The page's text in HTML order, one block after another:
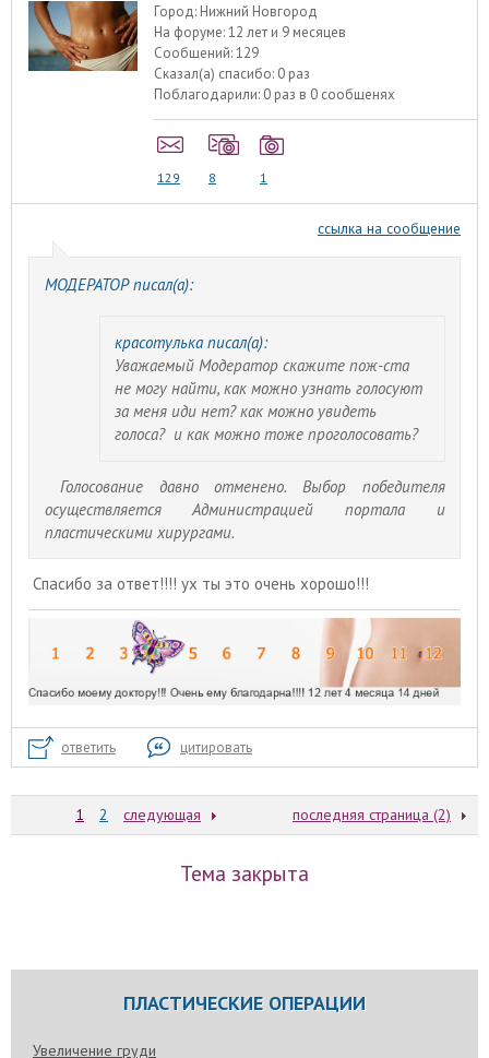
Город: Нижний Новгород
На форуме:12 лет и 9 месяцев
Сообщений:129
Сказал(а) спасибо: 0 раз
Поблагодарили: 0 раз в 0 сообщенях
129 8 1
ссылка на сообщение
МОДЕРАТОР писал(а):
красотулька писал(а):
Уважаемый Модератор скажите пож-ста
не могу найти, как можно узнать голосуют
за меня иди нет? как можно увидеть
голоса? и как можно тоже проголосовать?
Голосование давно отменено. Выбор победителя
осуществляется Администрацией портала и
пластическими хирургами.
Спасибо за ответ!!!! ух ты это очень хорошо!!!
ответить цитировать
1 2 следующая последняя страница (2)
Тема закрыта
ПЛАСТИЧЕСКИЕ ОПЕРАЦИИ
Увеличение груди